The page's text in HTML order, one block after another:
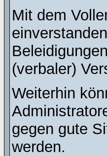
Mit dem
(verbaler)
Weiterhin
gegen gute
werden.